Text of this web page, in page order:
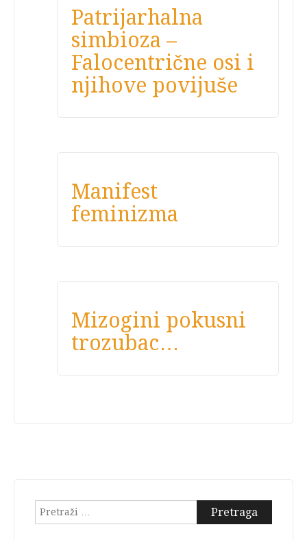
Patrijarhalna
simbioza –
Falocentrične osi i
njihove povijuše
Manifest
feminizma
Mizogini pokusni
trozubac…
Pretraga: